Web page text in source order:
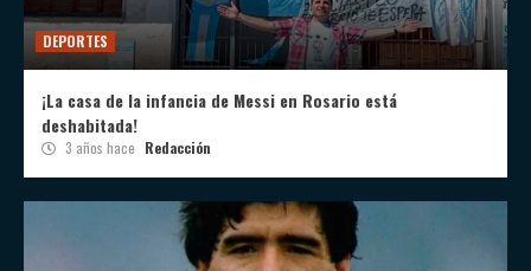
DEPORTES
¡La casa de la infancia de Messi en Rosario está
deshabitada!
3 años hace Redacción